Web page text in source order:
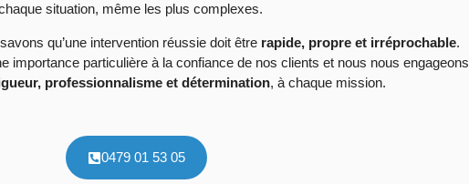
situation, même les plus complexes.
qu’une intervention réussie doit être rapide, propre et irréprochable.
importance particulière à la confiance de nos clients et nous nous engageons
professionnalisme et détermination, à chaque mission.
0479 01 53 05